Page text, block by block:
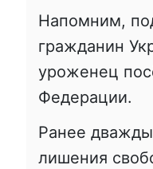
Напомним,
гражданин
уроженец
Федерации.
Ранее
лишения